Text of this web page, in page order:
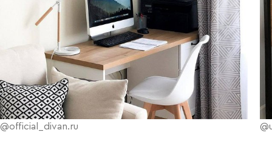
@official_divan.ru